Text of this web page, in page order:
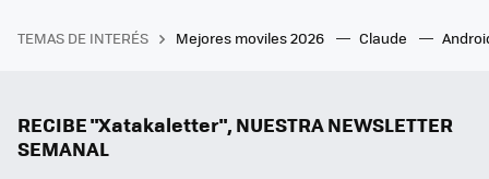
TEMAS DE INTERÉS Mejores moviles 2026 Claude
RECIBE "Xatakaletter", NUESTRA NEWSLETTER
SEMANAL